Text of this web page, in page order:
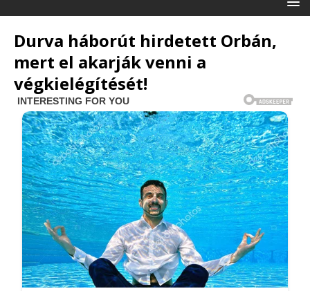
Durva háborút hirdetett Orbán,
mert el akarják venni a
végkielégítését!